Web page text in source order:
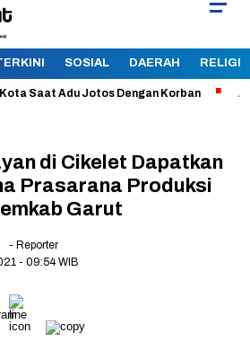
SOSIAL DAERAH RELIGI
Adu Jotos Dengan Korban Aman
di Cikelet Dapatkan
Prasarana Produksi
Garut
- Reporter
- 09:54 WIB